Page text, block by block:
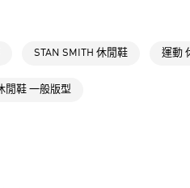
STAN SMITH 休閒鞋 運動
閒鞋 一般版型